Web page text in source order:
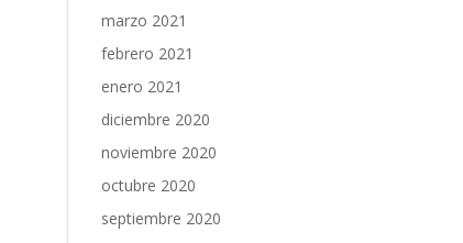
marzo 2021
febrero 2021
enero 2021
diciembre 2020
noviembre 2020
octubre 2020
septiembre 2020